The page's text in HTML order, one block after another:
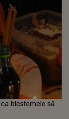
blestemele să